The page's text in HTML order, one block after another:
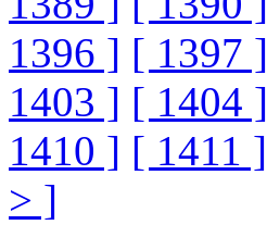
1396 ] [ 1397 ]
1403 ] [ 1404 ]
1410 ] [ 1411 ]
> ]